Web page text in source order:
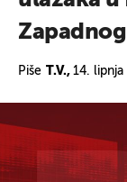
Piše T.V., 14. lipnja